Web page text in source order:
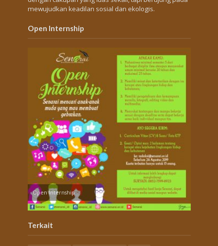
mewujudkan keadilan sosial dan ekologis.
Open Internship
Open Internship
Terkait